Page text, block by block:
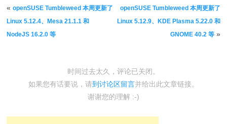
文章导航
«openSUSE Tumbleweed 本周更新了
Linux 5.12.4、Mesa 21.1.1 和
NodeJS 16.2.0 等
openSUSE Tumbleweed 本周更新了
Linux 5.12.9、KDE Plasma 5.22.0 和
GNOME 40.2 等»
时间过去太久，评论已关闭。
如果您有话要说，请到讨论区留言并给出此文章链接。
谢谢您的理解 :-)